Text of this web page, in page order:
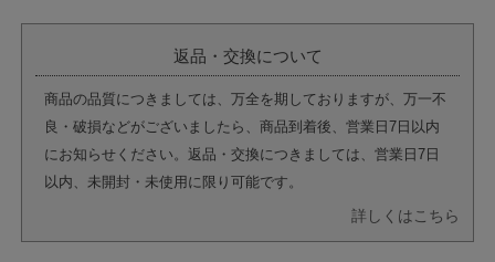
返品・交換について
商品の品質につきましては、万全を期しておりますが、万一不
良・破損などがございましたら、商品到着後、営業日7日以内
にお知らせください。返品・交換につきましては、営業日7日
以内、未開封・未使用に限り可能です。
詳しくはこちら